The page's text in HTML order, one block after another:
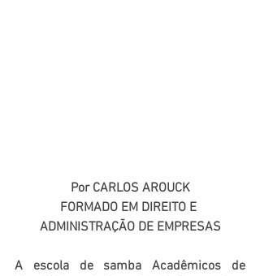
Por CARLOS AROUCK
FORMADO EM DIREITO E
ADMINISTRAÇÃO DE EMPRESAS
A escola de samba Acadêmicos de